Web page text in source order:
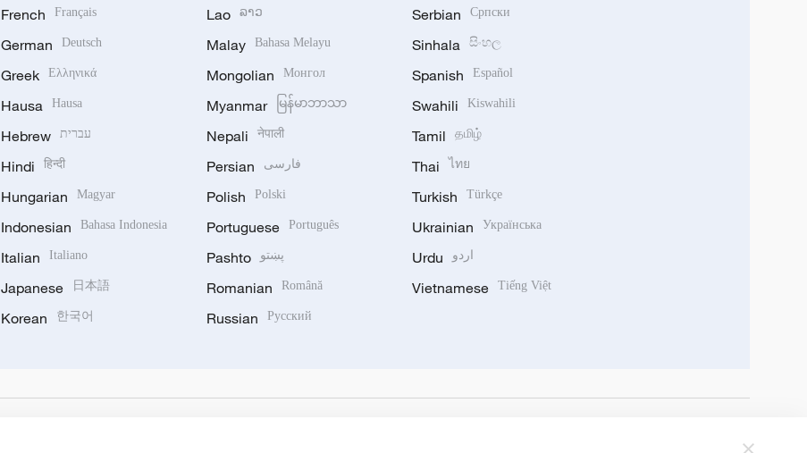
French Français
German Deutsch
Greek Ελληνικά
Hausa Hausa
Hebrew עברית
Hindi हिन्दी
Hungarian Magyar
Indonesian Bahasa Indonesia
Italian Italiano
Japanese 日本語
Korean 한국어
Lao ລາວ
Malay Bahasa Melayu
Mongolian Монгол
Myanmar မြန်မာဘာသာ
Nepali नेपाली
Persian فارسی
Polish Polski
Portuguese Português
Pashto پښتو
Romanian Română
Russian Русский
Serbian Српски
Sinhala සිංහල
Spanish Español
Swahili Kiswahili
Tamil தமிழ்
Thai ไทย
Turkish Türkçe
Ukrainian Українська
Urdu اردو
Vietnamese Tiếng Việt